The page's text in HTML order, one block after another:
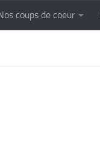
coups de coeur